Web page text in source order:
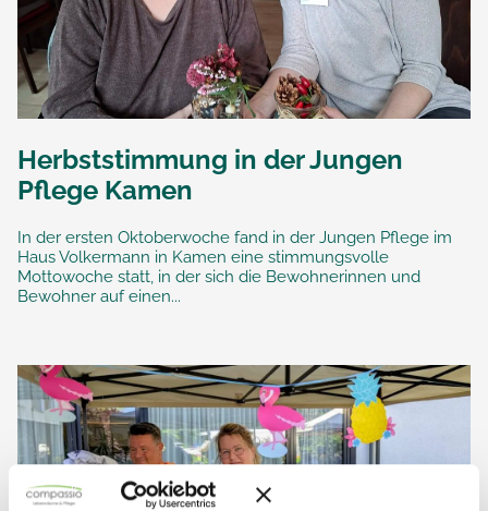
Herbststimmung in der Jungen
Pflege Kamen
In der ersten Oktoberwoche fand in der Jungen Pflege im
Haus Volkermann in Kamen eine stimmungsvolle
Mottowoche statt, in der sich die Bewohnerinnen und
Bewohner auf einen...